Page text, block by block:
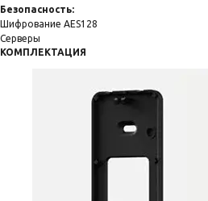
Безопасность:
Шифрование AES128
Серверы
КОМПЛЕКТАЦИЯ